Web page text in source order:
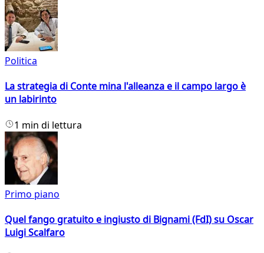
Politica
La strategia di Conte mina l'alleanza e il campo largo è
un labirinto
1 min di lettura
Primo piano
Quel fango gratuito e ingiusto di Bignami (FdI) su Oscar
Luigi Scalfaro